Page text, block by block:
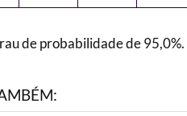
de probabilidade de 95,0%.